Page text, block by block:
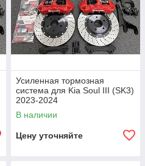
Усиленная тормозная
система для Kia Soul III (SK3)
2023-2024
В наличии
Цену уточняйте